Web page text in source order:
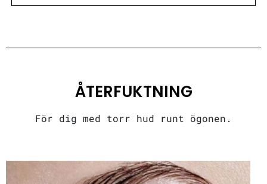
ÅTERFUKTNING
För dig med torr hud runt ögonen.